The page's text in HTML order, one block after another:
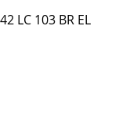
LC 103 BR EL